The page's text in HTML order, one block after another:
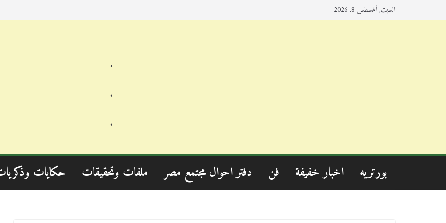
السبت, أغسطس 8, 2026
.
.
.
بورتريه اخبار خفيفة فن دفتر احوال مجتمع مصر ملفات وتحقيقات حكايات